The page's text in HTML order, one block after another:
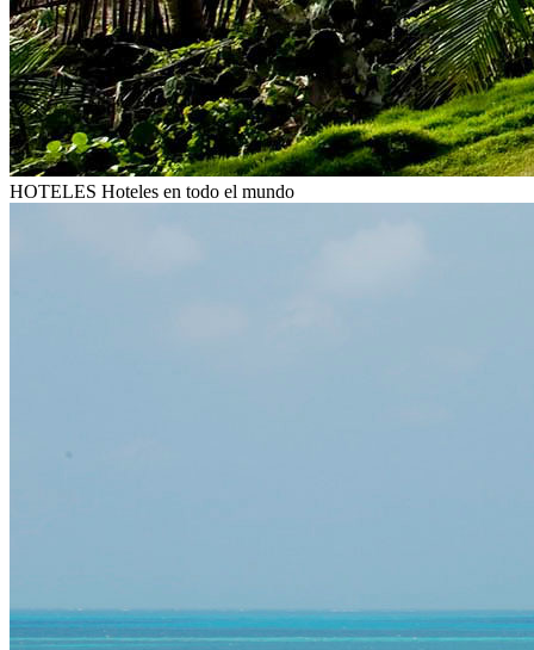
HOTELES Hoteles en todo el mundo